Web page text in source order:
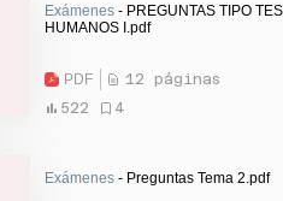
Exámenes - PREGUNTAS TIPO
HUMANOS I.pdf
PDF
12 páginas
522
4
Exámenes - Preguntas Tema 2.pdf